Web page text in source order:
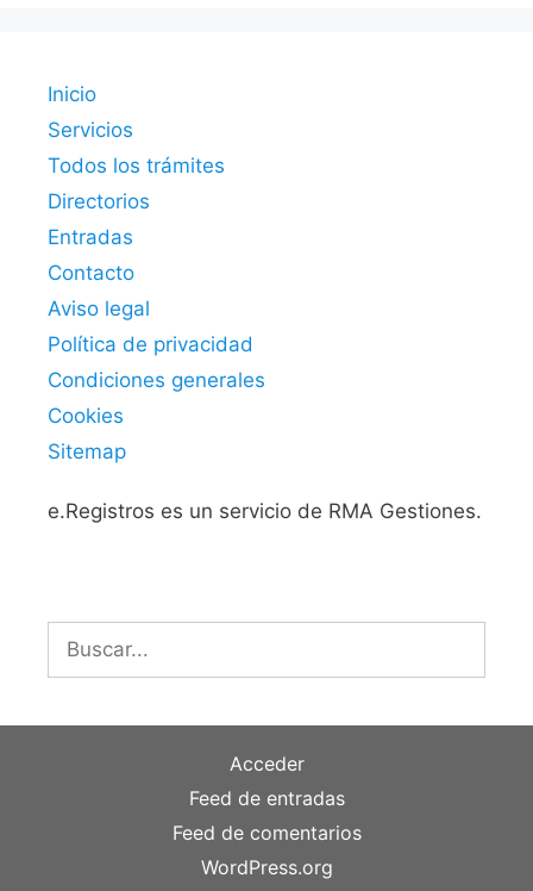
Inicio
Servicios
Todos los trámites
Directorios
Entradas
Contacto
Aviso legal
Política de privacidad
Condiciones generales
Cookies
Sitemap
e.Registros es un servicio de RMA Gestiones.
Buscar:
Acceder
Feed de entradas
Feed de comentarios
WordPress.org